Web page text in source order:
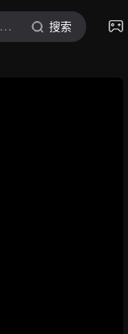
鉴人闫闯 搜索